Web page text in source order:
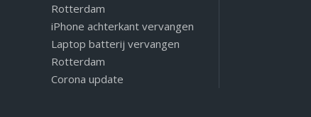
Rotterdam
iPhone achterkant vervangen
Laptop batterij vervangen
Rotterdam
Corona update